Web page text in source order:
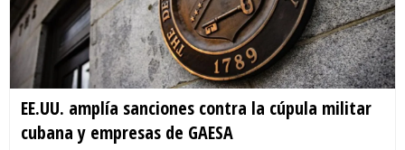
EE.UU. amplía sanciones contra la cúpula militar
cubana y empresas de GAESA